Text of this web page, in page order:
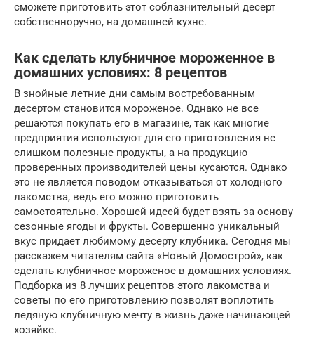
сможете приготовить этот соблазнительный десерт
собственноручно, на домашней кухне.
Как сделать клубничное мороженное в
домашних условиях: 8 рецептов
В знойные летние дни самым востребованным
десертом становится мороженое. Однако не все
решаются покупать его в магазине, так как многие
предприятия используют для его приготовления не
слишком полезные продукты, а на продукцию
проверенных производителей цены кусаются. Однако
это не является поводом отказываться от холодного
лакомства, ведь его можно приготовить
самостоятельно. Хорошей идеей будет взять за основу
сезонные ягоды и фрукты. Совершенно уникальный
вкус придает любимому десерту клубника. Сегодня мы
расскажем читателям сайта «Новый Домострой», как
сделать клубничное мороженое в домашних условиях.
Подборка из 8 лучших рецептов этого лакомства и
советы по его приготовлению позволят воплотить
ледяную клубничную мечту в жизнь даже начинающей
хозяйке.